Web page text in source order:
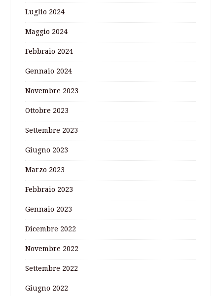
Luglio 2024
Maggio 2024
Febbraio 2024
Gennaio 2024
Novembre 2023
Ottobre 2023
Settembre 2023
Giugno 2023
Marzo 2023
Febbraio 2023
Gennaio 2023
Dicembre 2022
Novembre 2022
Settembre 2022
Giugno 2022